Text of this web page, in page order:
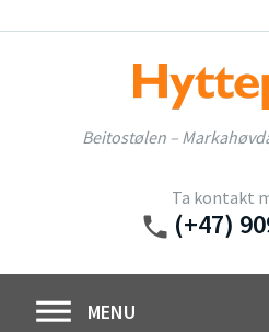
to
Beitostølen –
Ta kontakt
phone (+47)
MENU